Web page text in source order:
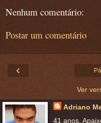
Nenhum comentário:
Postar um comentário
‹
Ver
Adriano
41 anos.